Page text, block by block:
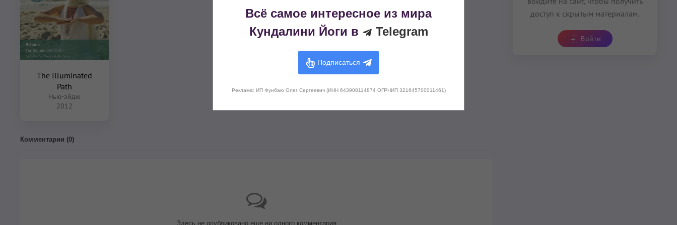
The Illuminated
Path
Нью-эйдж
2012
Комментарии (0)
Здесь не опубликовано еще ни одного комментария
доступ к скрытым материалам.
Войти
Всё самое интересное из мира
Кундалини Йоги в
Telegram
Подписаться
Реклама: ИП Фунбаю Олег Сергеевич (ИНН 643908114874 ОГРНИП 321645700011461)